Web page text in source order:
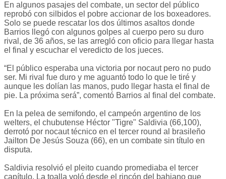
En algunos pasajes del combate, un sector del público
reprobó con silbidos el pobre accionar de los boxeadores.
Solo se puede rescatar los dos últimos asaltos donde
Barrios llegó con algunos golpes al cuerpo pero su duro
rival, de 36 años, se las arregló con oficio para llegar hasta
el final y escuchar el veredicto de los jueces.
“El público esperaba una victoria por nocaut pero no pudo
ser. Mi rival fue duro y me aguantó todo lo que le tiré y
aunque les dolían las manos, pudo llegar hasta el final de
pie. La próxima será”, comentó Barrios al final del combate.
En la pelea de semifondo, el campeón argentino de los
welters, el chubutense Héctor "Tigre" Saldivia (66,100),
derrotó por nocaut técnico en el tercer round al brasileño
Jailton De Jesús Souza (66), en un combate sin título en
disputa.
Saldivia resolvió el pleito cuando promediaba el tercer
capítulo. La toalla voló desde el rincón del bahiano que